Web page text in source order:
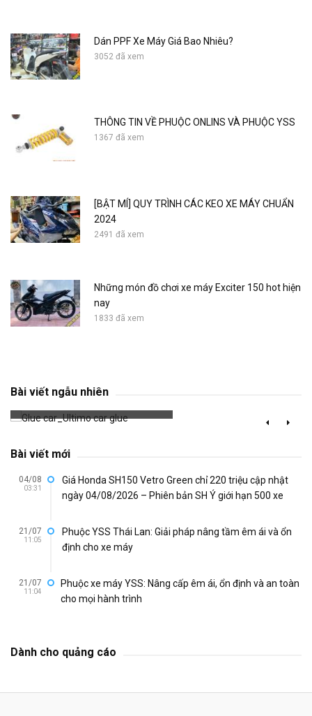
Dán PPF Xe Máy Giá Bao Nhiêu?
3052 đã xem
THÔNG TIN VỀ PHUỘC ONLINS VÀ PHUỘC YSS
1367 đã xem
[BẬT MÍ] QUY TRÌNH CÁC KEO XE MÁY CHUẨN
2024
2491 đã xem
Những món đồ chơi xe máy Exciter 150 hot hiện
nay
1833 đã xem
Bài viết ngẫu nhiên
Glue car_Ultimo car glue
Bài viết mới
04/08
03:31
Giá Honda SH150 Vetro Green chỉ 220 triệu cập nhật
ngày 04/08/2026 – Phiên bản SH Ý giới hạn 500 xe
21/07
11:05
Phuộc YSS Thái Lan: Giải pháp nâng tầm êm ái và ổn
định cho xe máy
21/07
11:04
Phuộc xe máy YSS: Nâng cấp êm ái, ổn định và an toàn
cho mọi hành trình
Dành cho quảng cáo